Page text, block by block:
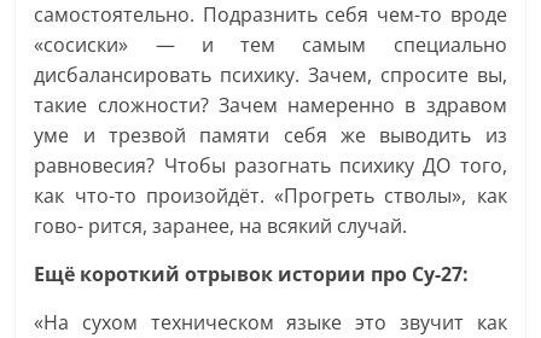
самостоятельно. Подразнить себя чем-то вроде
«сосиски» — и тем самым специально
дисбалансировать психику. Зачем, спросите вы,
такие сложности? Зачем намеренно в здравом
уме и трезвой памяти себя же выводить из
равновесия? Чтобы разогнать психику ДО того,
как что-то произойдёт. «Прогреть стволы», как
гово- рится, заранее, на всякий случай.
Ещё короткий отрывок истории про Су-27:
«На сухом техническом языке это звучит как